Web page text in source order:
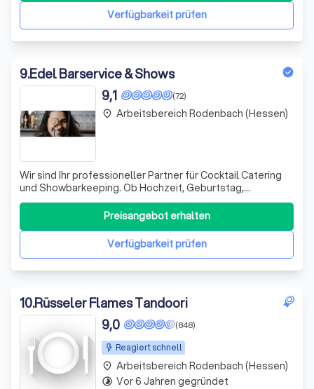
Mittelpunkt. Unsere Leidenschaft ist es, Gäst
Verfügbarkeit prüfen
9.Edel Barservice & Shows
(72)
9,1
Wir sind Ihr professioneller Partner für Cocktail Catering
und Showbarkeeping. Ob Hochzeit, Geburtstag,
Firmenevent oder Messe - wir sorgen für das perfekte
Cocktail-Erlebnis. Mit unserer mobilen Bar kommen wir
direkt zu Ihrem Event und bieten Ihnen und Ihren Gästen
erstklassige Cocktails und einen
Verfügbarkeit prüfen
Preisangebot erhalten
place Arbeitsbereich Rodenbach (Hessen)
10.Rüsseler Flames Tandoori
Reagiert schnell
(848)
9,0
place Arbeitsbereich Rodenbach (Hessen)
timelapse Vor 6 Jahren gegründet